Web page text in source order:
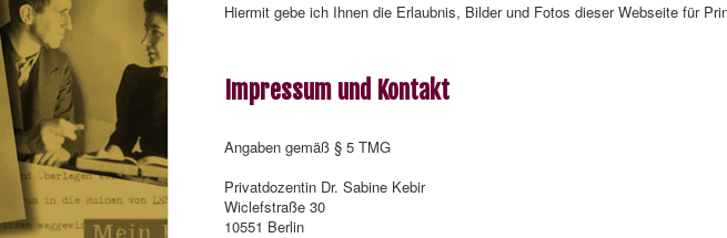
Hiermit gebe ich Ihnen die Erlaubnis, Bilder und Fotos dieser Webseite für
Impressum und Kontakt
Angaben gemäß § 5 TMG
Privatdozentin Dr. Sabine Kebir
Wiclefstraße 30
10551 Berlin